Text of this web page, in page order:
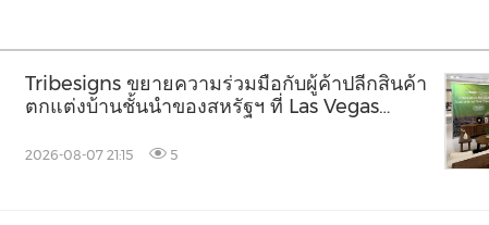
Tribesigns ขยายความร่วมมือกับผู้ค้าปลีกสินค้า
ตกแต่งบ้านชั้นนำของสหรัฐฯ ที่ Las Vegas
2026-08-07 21:15 5